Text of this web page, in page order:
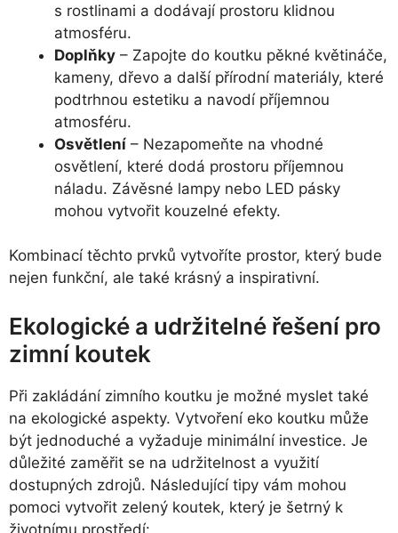
s rostlinami a dodávají prostoru klidnou
atmosféru.
Doplňky – Zapojte do koutku pěkné květináče,
kameny, dřevo a další přírodní materiály, které
podtrhnou estetiku a navodí příjemnou
atmosféru.
Osvětlení – Nezapomeňte na vhodné
osvětlení, které dodá prostoru příjemnou
náladu. Závěsné lampy nebo LED pásky
mohou vytvořit kouzelné efekty.
Kombinací těchto prvků vytvoříte prostor, který bude
nejen funkční, ale také krásný a inspirativní.
Ekologické a udržitelné řešení pro
zimní koutek
Při zakládání zimního koutku je možné myslet také
na ekologické aspekty. Vytvoření eko koutku může
být jednoduché a vyžaduje minimální investice. Je
důležité zaměřit se na udržitelnost a využití
dostupných zdrojů. Následující tipy vám mohou
pomoci vytvořit zelený koutek, který je šetrný k
životnímu prostředí: